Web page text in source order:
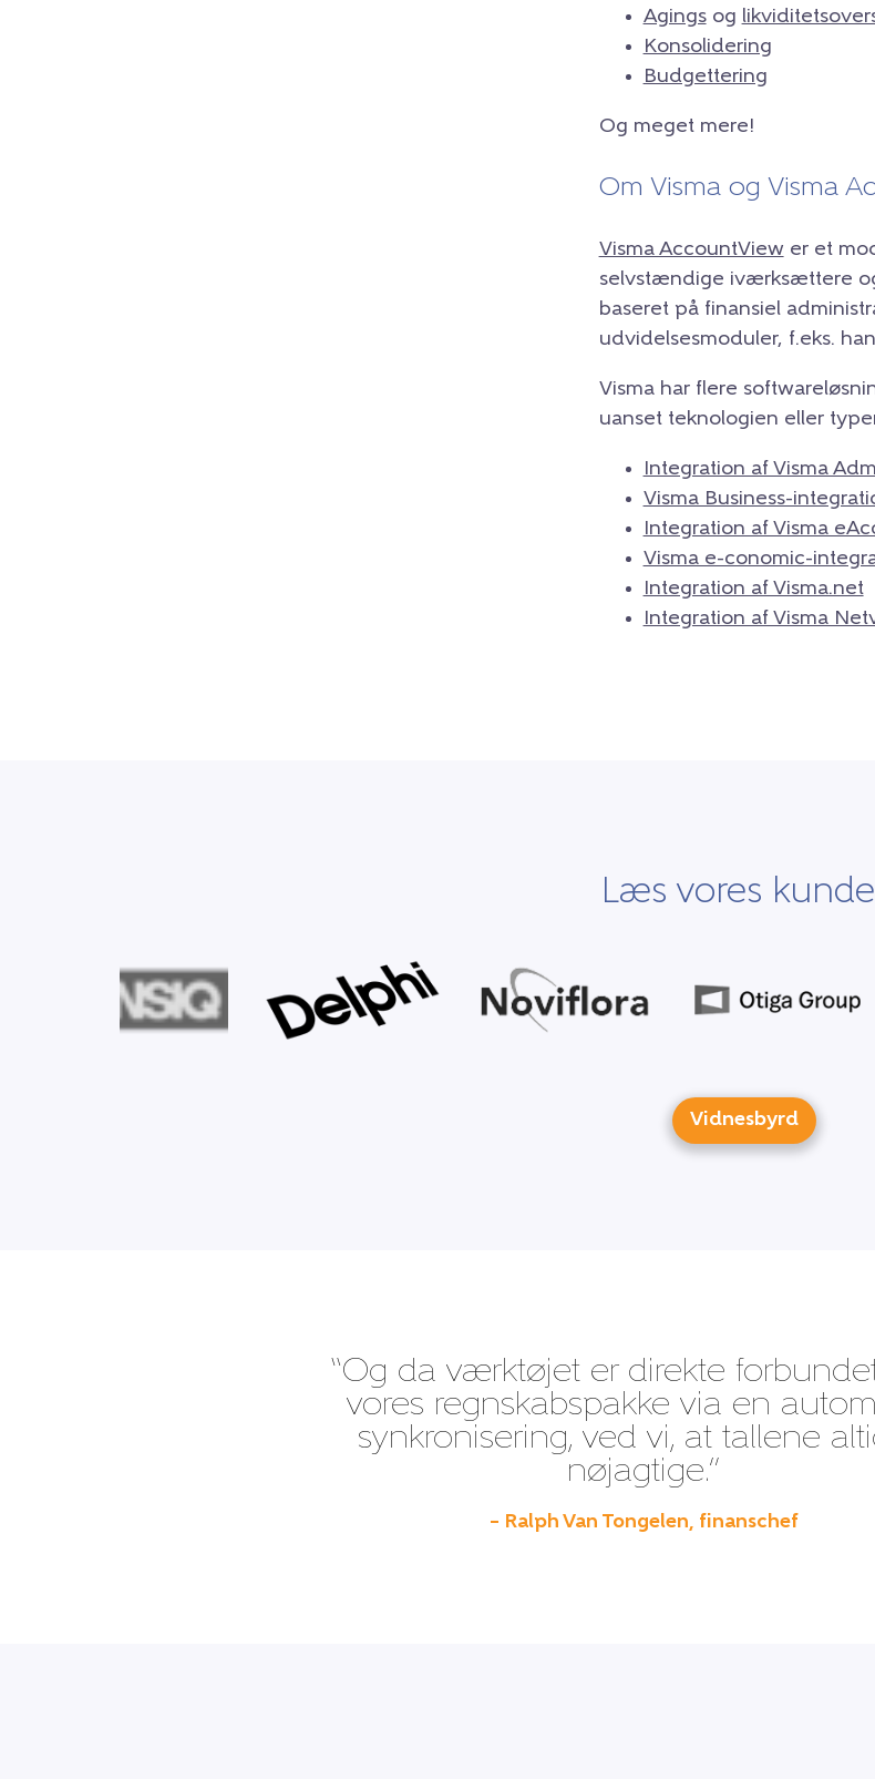
Agingsog
Konsolidering
Budgettering
Og meget mere!
Om Visma og Visma
Visma AccountView er et
selvstændige iværksættere
baseret på finansiel
udvidelsesmoduler, f.eks.
Visma har flere
uanset teknologien eller
Integration af Visma
Visma Business-
Integration af Visma
Visma e-conomic-
Integration af Visma.net
Integration af Visma
Læs vores
Vidnesbyrd
“Og da værktøjet er direkte
vores regnskabspakke via en
synkronisering, ved vi, at tallene
nøjagtige.”
– Ralph Van Tongelen, finanschef